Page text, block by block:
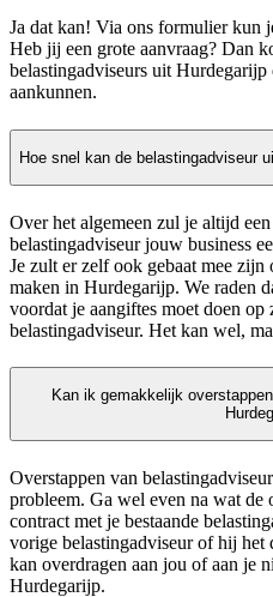
Ja dat kan! Via ons formulier kun
Heb jij een grote aanvraag? Dan
belastingadviseurs uit
aankunnen.
Hoe snel kan de belastingadviseur
Over het algemeen zul je altijd
belastingadviseur jouw business
Je zult er zelf ook gebaat mee
maken in Hurdegarijp. We raden
voordat je aangiftes moet doen op
belastingadviseur. Het kan wel,
Kan ik gemakkelijk
Overstappen van
probleem. Ga wel even na wat
contract met je bestaande
vorige belastingadviseur of hij
kan overdragen aan jou of aan je
Hurdegarijp.